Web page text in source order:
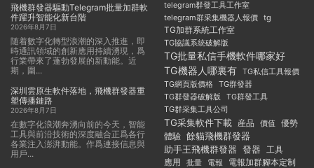
飛機群發器驅動Telegram批量加群軟
件躍升智能化新台階
2026年8月7日
随着數字化轉型浪潮的深入推進，即
時通訊領域的創新應用持續湧現，爲
行業帶來了蓬勃發展的新動能。近
期，圍...
深圳雲原生軟件落地，飛機群發器重
塑傳播鏈路
2026年8月7日
在數字化浪潮奔湧向前的今天，智能
工具與前沿技術的深度融合正爲各行
各業注入澎湃動能。作爲連接信息與
用戶...
telegram群發工具工作室
telegram群采集機器人報價 tg
TG加群系統工作室
TG協議系統破解版
TG批量私信手機軟件哪家好
TG機器人哪裏有
TG私信工具報價
TG網頁版價格
TG群發器
TG群發器破解版
TG群發工具
TG群采集工具公司
TG采集軟件下載 産品 價值 優勢
體驗 餘貓飛機群發器
助手王飛機群發器 發器 工具
應用
批量 電報 電報加群腳本定制